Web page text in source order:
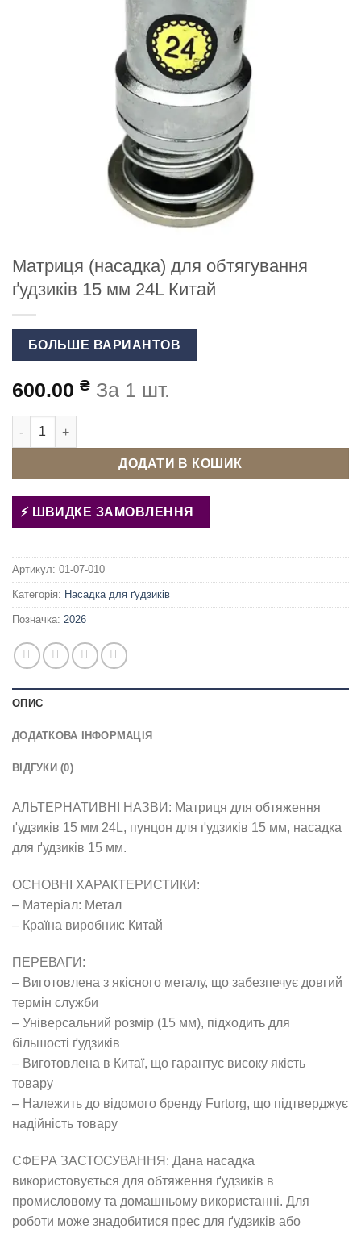
Матриця (насадка) для обтягування
ґудзиків 15 мм 24L Китай
БОЛЬШЕ ВАРИАНТОВ
600.00 ₴ За 1 шт.
Матриця (насадка) для обтягування ґудзиків 15 мм 24L Китай
ДОДАТИ В КОШИК
ШВИДКЕ ЗАМОВЛЕННЯ
Артикул: 01-07-010
Категорія: Насадка для ґудзиків
Позначка: 2026
ОПИС
ДОДАТКОВА ІНФОРМАЦІЯ
ВІДГУКИ (0)
АЛЬТЕРНАТИВНІ НАЗВИ: Матриця для обтяження
ґудзиків 15 мм 24L, пунцон для ґудзиків 15 мм, насадка
для ґудзиків 15 мм.
ОСНОВНІ ХАРАКТЕРИСТИКИ:
– Матеріал: Метал
– Країна виробник: Китай
ПЕРЕВАГИ:
– Виготовлена з якісного металу, що забезпечує довгий
термін служби
– Універсальний розмір (15 мм), підходить для
більшості ґудзиків
– Виготовлена в Китаї, що гарантує високу якість
товару
– Належить до відомого бренду Furtorg, що підтверджує
надійність товару
СФЕРА ЗАСТОСУВАННЯ: Дана насадка
використовується для обтяження ґудзиків в
промисловому та домашньому використанні. Для
роботи може знадобитися прес для ґудзиків або